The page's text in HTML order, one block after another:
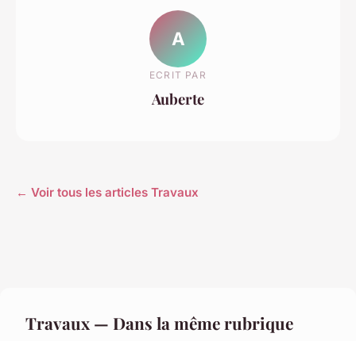
A
ECRIT PAR
Auberte
← Voir tous les articles Travaux
Travaux — Dans la même rubrique